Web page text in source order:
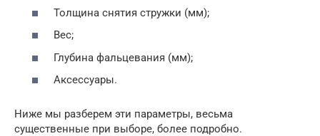
Толщина снятия стружки (мм);
Вес;
Глубина фальцевания (мм);
Аксессуары.
Ниже мы разберем эти параметры, весьма
существенные при выборе, более подробно.